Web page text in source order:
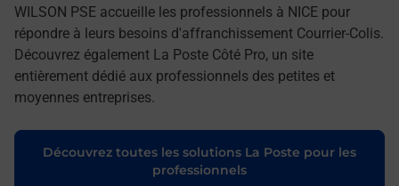
WILSON PSE accueille les professionnels à NICE pour
répondre à leurs besoins d'affranchissement Courrier-Colis.
Découvrez également La Poste Côté Pro, un site
entièrement dédié aux professionnels des petites et
moyennes entreprises.
Découvrez toutes les solutions La Poste pour les
professionnels